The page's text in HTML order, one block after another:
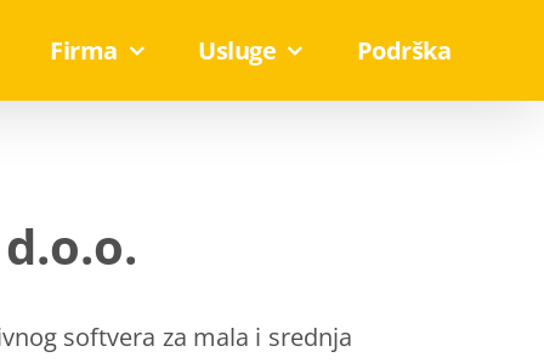
Firma Usluge Podrška
softvera za mala i srednja